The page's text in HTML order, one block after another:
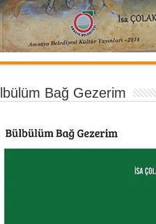
Bağ Gezerim